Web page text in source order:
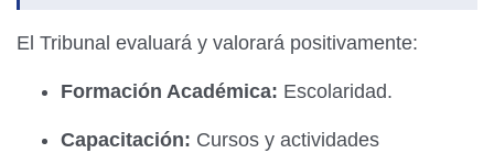
El Tribunal evaluará y valorará positivamente:
Formación Académica: Escolaridad.
Capacitación: Cursos y actividades